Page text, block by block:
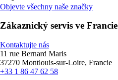
Objevte všechny naše značky
Zákaznický servis ve Francie
Kontaktujte nás
11 rue Bernard Maris
37270 Montlouis-sur-Loire, Francie
+33 1 86 47 62 58